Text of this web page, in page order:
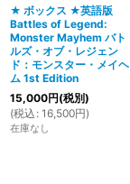
★ ボックス ★英語版
Battles of Legend:
Monster Mayhem バト
ルズ・オブ・レジェン
ド：モンスター・メイヘ
ム 1st Edition
15,000円(税別)
(税込 : 16,500円)
在庫なし